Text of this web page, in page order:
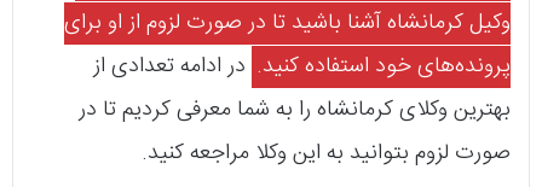
وکیل کرمانشاه آشنا باشید تا در صورت لزوم از او برای
پرونده‌های خود استفاده کنید. در ادامه تعدادی از
بهترین وکلای کرمانشاه را به شما معرفی کردیم تا در
صورت لزوم بتوانید به این وکلا مراجعه کنید.